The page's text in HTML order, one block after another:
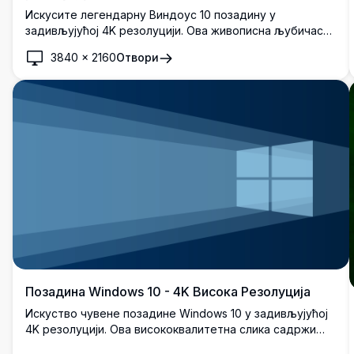
Искусите легендарну Виндоус 10 позадину у
задивљујућој 4K резолуцији. Ова живописна љубичаста
својим глатким, рефлексивним површинама и дубином,
савршена за побољшање визуелног изгледа вашег
десктопа.
3840 × 2160Отвори
Позадина Windows 10 - 4K Висока Резолуција
Искуство чувене позадине Windows 10 у задивљујућој
4K резолуцији. Ова висококвалитетна слика садржи